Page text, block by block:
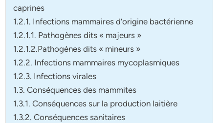
caprines
1.2.1. Infections mammaires d’origine bactérienne
1.2.1.1. Pathogènes dits « majeurs »
1.2.1.2.Pathogènes dits « mineurs »
1.2.2. Infections mammaires mycoplasmiques
1.2.3. Infections virales
1.3. Conséquences des mammites
1.3.1. Conséquences sur la production laitière
1.3.2. Conséquences sanitaires